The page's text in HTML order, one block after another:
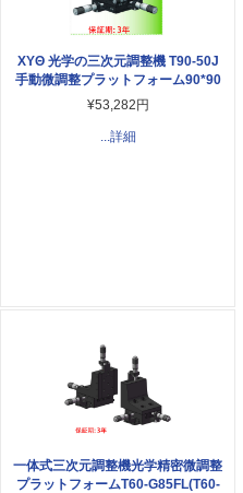
XYΘ 光学の三次元調整機 T90-50J
手動微調整プラットフォーム90*90
¥53,282円
...詳細
一体式三次元調整機光学精密微調整
プラットフォームT60-G85FL(T60-